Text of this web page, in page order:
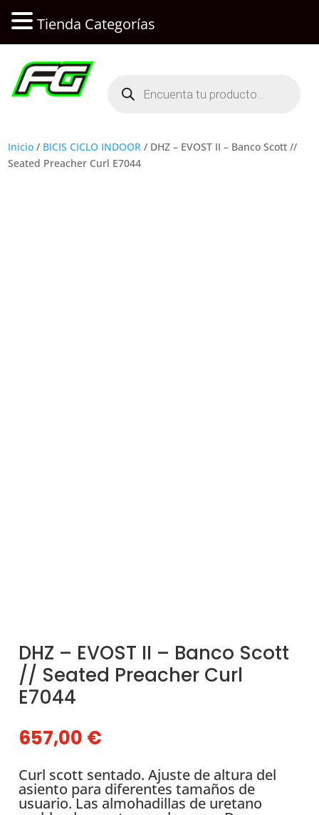
productos
Inicio / BICIS CICLO INDOOR / DHZ – EVOST II – Banco Scott //
Seated Preacher Curl E7044
DHZ – EVOST II – Banco Scott
// Seated Preacher Curl
E7044
657,00 €
Curl scott sentado. Ajuste de altura del
asiento para diferentes tamaños de
usuario. Las almohadillas de uretano
Tienda Categorías